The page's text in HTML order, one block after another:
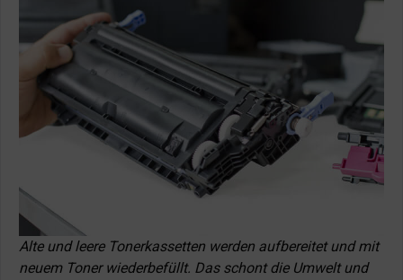
Alte und leere Tonerkassetten werden aufbereitet und mit
neuem Toner wiederbefüllt. Das schont die Umwelt und